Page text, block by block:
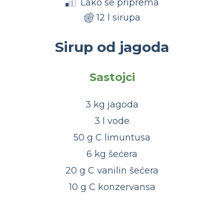
Lako se priprema
12 l sirupa
Sirup od jagoda
Sastojci
3 kg jagoda
3 l vode
50 g C limuntusa
6 kg šećera
20 g C vanilin šećera
10 g C konzervansa